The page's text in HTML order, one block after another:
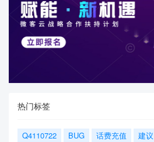
热门标签
Q4110722 BUG 话费充值 建议